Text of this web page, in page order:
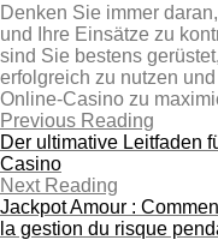
Denken Sie immer
und Ihre Einsätze zu
sind Sie bestens
erfolgreich zu nutzen
Online‑Casino zu
Previous Reading
Der ultimative Leitfaden
Casino
Next Reading
Jackpot Amour :
la gestion du risque